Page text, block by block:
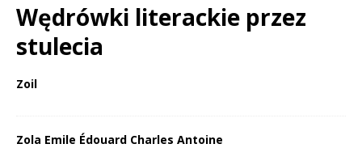
Wędrówki literackie przez
stulecia
Zoil
Zola Emile Édouard Charles Antoine